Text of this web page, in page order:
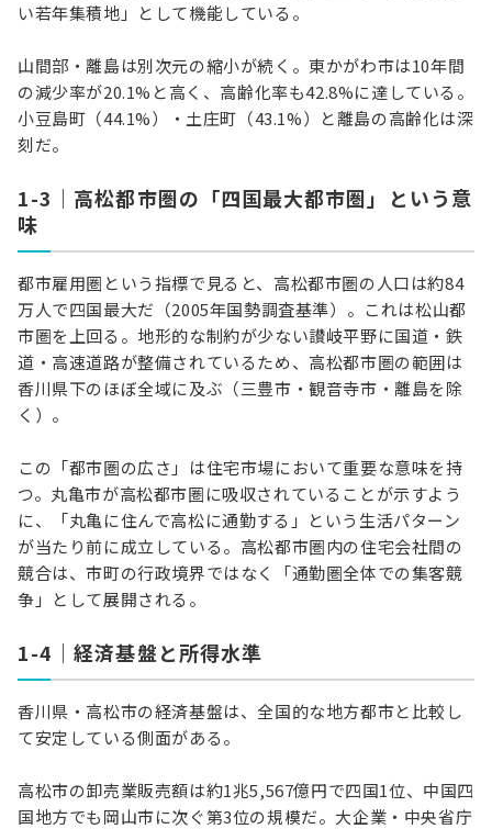
い若年集積地」として機能している。
山間部・離島は別次元の縮小が続く。東かがわ市は10年間
の減少率が20.1%と高く、高齢化率も42.8%に達している。
小豆島町（44.1%）・土庄町（43.1%）と離島の高齢化は深
刻だ。
1-3｜高松都市圏の「四国最大都市圏」という意
味
都市雇用圏という指標で見ると、高松都市圏の人口は約84
万人で四国最大だ（2005年国勢調査基準）。これは松山都
市圏を上回る。地形的な制約が少ない讃岐平野に国道・鉄
道・高速道路が整備されているため、高松都市圏の範囲は
香川県下のほぼ全域に及ぶ（三豊市・観音寺市・離島を除
く）。
この「都市圏の広さ」は住宅市場において重要な意味を持
つ。丸亀市が高松都市圏に吸収されていることが示すよう
に、「丸亀に住んで高松に通勤する」という生活パターン
が当たり前に成立している。高松都市圏内の住宅会社間の
競合は、市町の行政境界ではなく「通勤圏全体での集客競
争」として展開される。
1-4｜経済基盤と所得水準
香川県・高松市の経済基盤は、全国的な地方都市と比較し
て安定している側面がある。
高松市の卸売業販売額は約1兆5,567億円で四国1位、中国四
国地方でも岡山市に次ぐ第3位の規模だ。大企業・中央省庁